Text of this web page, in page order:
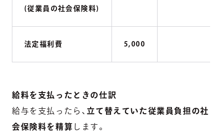
(従業員の社会保険料)
法定福利費 5,000
給料を支払ったときの仕訳
給与を支払ったら、 立て替えていた従業員負担の社
会保険料を精算 します。